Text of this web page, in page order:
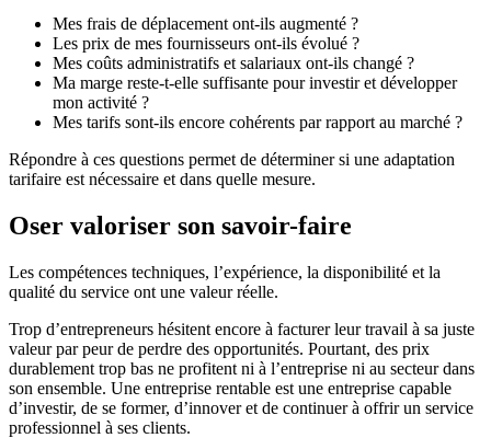
Mes frais de déplacement ont-ils augmenté ?
Les prix de mes fournisseurs ont-ils évolué ?
Mes coûts administratifs et salariaux ont-ils changé ?
Ma marge reste-t-elle suffisante pour investir et développer
mon activité ?
Mes tarifs sont-ils encore cohérents par rapport au marché ?
Répondre à ces questions permet de déterminer si une adaptation
tarifaire est nécessaire et dans quelle mesure.
Oser valoriser son savoir-faire
Les compétences techniques, l’expérience, la disponibilité et la
qualité du service ont une valeur réelle.
Trop d’entrepreneurs hésitent encore à facturer leur travail à sa juste
valeur par peur de perdre des opportunités. Pourtant, des prix
durablement trop bas ne profitent ni à l’entreprise ni au secteur dans
son ensemble. Une entreprise rentable est une entreprise capable
d’investir, de se former, d’innover et de continuer à offrir un service
professionnel à ses clients.